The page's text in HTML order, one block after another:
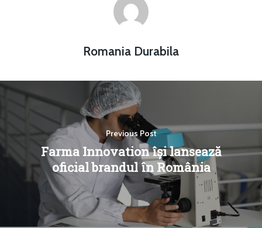
Romania Durabila
Previous Post
Farma Innovation își lansează
oficial brandul în România